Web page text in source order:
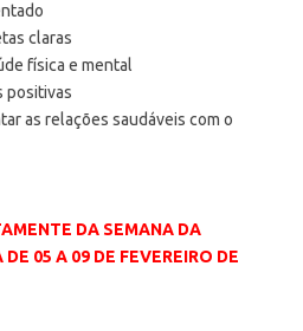
claras
física e mental
positivas
as relações saudáveis com o
DA SEMANA DA
05 A 09 DE FEVEREIRO DE